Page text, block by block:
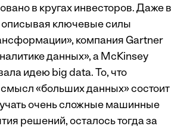
в кругах инвесторов. Даже в
описывая ключевые силы
компания Gartner
данных», а McKinsey
идею big data. То, что
«больших данных» состоит
очень сложные машинные
решений, осталось тогда за